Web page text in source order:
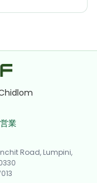
業
Road, Lumpini,